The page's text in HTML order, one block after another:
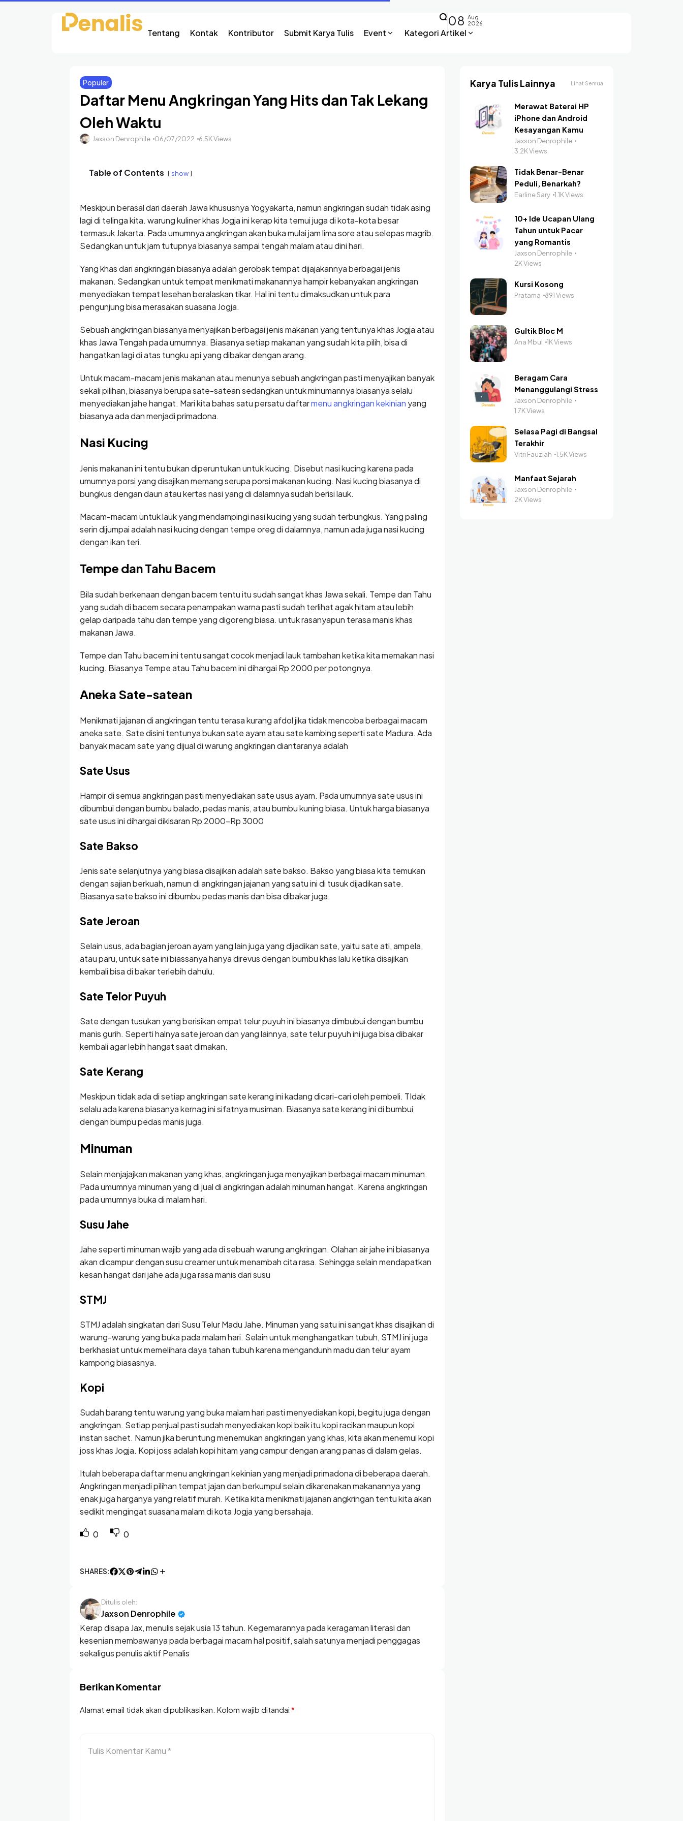
Tentang Kontak Kontributor Submit Karya Tulis Event Kategori Artikel
08 Aug
2026
Populer
Daftar Menu Angkringan Yang Hits dan Tak Lekang
Oleh Waktu
Jaxson Denrophile 06/07/2022 6.5K Views
Table of Contents show
Meskipun berasal dari daerah Jawa khususnya Yogyakarta, namun angkringan sudah tidak asing
lagi di telinga kita. warung kuliner khas Jogja ini kerap kita temui juga di kota-kota besar
termasuk Jakarta. Pada umumnya angkringan akan buka mulai jam lima sore atau selepas magrib.
Sedangkan untuk jam tutupnya biasanya sampai tengah malam atau dini hari.
Yang khas dari angkringan biasanya adalah gerobak tempat dijajakannya berbagai jenis
makanan. Sedangkan untuk tempat menikmati makanannya hampir kebanyakan angkringan
menyediakan tempat lesehan beralaskan tikar. Hal ini tentu dimaksudkan untuk para
pengunjung bisa merasakan suasana Jogja.
Sebuah angkringan biasanya menyajikan berbagai jenis makanan yang tentunya khas Jogja atau
khas Jawa Tengah pada umumnya. Biasanya setiap makanan yang sudah kita pilih, bisa di
hangatkan lagi di atas tungku api yang dibakar dengan arang.
Untuk macam-macam jenis makanan atau menunya sebuah angkringan pasti menyajikan banyak
sekali pilihan, biasanya berupa sate-satean sedangkan untuk minumannya biasanya selalu
menyediakan jahe hangat. Mari kita bahas satu persatu daftarmenu angkringan kekinian yang
biasanya ada dan menjadi primadona.
Nasi Kucing
Jenis makanan ini tentu bukan diperuntukan untuk kucing. Disebut nasi kucing karena pada
umumnya porsi yang disajikan memang serupa porsi makanan kucing. Nasi kucing biasanya di
bungkus dengan daun atau kertas nasi yang di dalamnya sudah berisi lauk.
Macam-macam untuk lauk yang mendampingi nasi kucing yang sudah terbungkus. Yang paling
serin dijumpai adalah nasi kucing dengan tempe oreg di dalamnya, namun ada juga nasi kucing
dengan ikan teri.
Tempe dan Tahu Bacem
Bila sudah berkenaan dengan bacem tentu itu sudah sangat khas Jawa sekali. Tempe dan Tahu
yang sudah di bacem secara penampakan warna pasti sudah terlihat agak hitam atau lebih
gelap daripada tahu dan tempe yang digoreng biasa. untuk rasanyapun terasa manis khas
makanan Jawa.
Tempe dan Tahu bacem ini tentu sangat cocok menjadi lauk tambahan ketika kita memakan nasi
kucing. Biasanya Tempe atau Tahu bacem ini dihargai Rp 2000 per potongnya.
Aneka Sate-satean
Menikmati jajanan di angkringan tentu terasa kurang afdol jika tidak mencoba berbagai macam
aneka sate. Sate disini tentunya bukan sate ayam atau sate kambing seperti sate Madura. Ada
banyak macam sate yang dijual di warung angkringan diantaranya adalah
Sate Usus
Hampir di semua angkringan pasti menyediakan sate usus ayam. Pada umumnya sate usus ini
dibumbui dengan bumbu balado, pedas manis, atau bumbu kuning biasa. Untuk harga biasanya
sate usus ini dihargai dikisaran Rp 2000-Rp 3000
Sate Bakso
Jenis sate selanjutnya yang biasa disajikan adalah sate bakso. Bakso yang biasa kita temukan
dengan sajian berkuah, namun di angkringan jajanan yang satu ini di tusuk dijadikan sate.
Biasanya sate bakso ini dibumbu pedas manis dan bisa dibakar juga.
Sate Jeroan
Selain usus, ada bagian jeroan ayam yang lain juga yang dijadikan sate, yaitu sate ati, ampela,
atau paru, untuk sate ini biassanya hanya direvus dengan bumbu khas lalu ketika disajikan
kembali bisa di bakar terlebih dahulu.
Sate Telor Puyuh
Sate dengan tusukan yang berisikan empat telur puyuh ini biasanya dimbubui dengan bumbu
manis gurih. Seperti halnya sate jeroan dan yang lainnya, sate telur puyuh ini juga bisa dibakar
kembali agar lebih hangat saat dimakan.
Sate Kerang
Meskipun tidak ada di setiap angkringan sate kerang ini kadang dicari-cari oleh pembeli. TIdak
selalu ada karena biasanya kernag ini sifatnya musiman. Biasanya sate kerang ini di bumbui
dengan bumpu pedas manis juga.
Minuman
Selain menjajajkan makanan yang khas, angkringan juga menyajikan berbagai macam minuman.
Pada umumnya minuman yang di jual di angkringan adalah minuman hangat. Karena angkringan
pada umumnya buka di malam hari.
Susu Jahe
Jahe seperti minuman wajib yang ada di sebuah warung angkringan. Olahan air jahe ini biasanya
akan dicampur dengan susu creamer untuk menambah cita rasa. Sehingga selain mendapatkan
kesan hangat dari jahe ada juga rasa manis dari susu
STMJ
STMJ adalah singkatan dari Susu Telur Madu Jahe. Minuman yang satu ini sangat khas disajikan di
warung-warung yang buka pada malam hari. Selain untuk menghangatkan tubuh, STMJ ini juga
berkhasiat untuk memelihara daya tahan tubuh karena mengandunh madu dan telur ayam
kampong biasasnya.
Kopi
Sudah barang tentu warung yang buka malam hari pasti menyediakan kopi, begitu juga dengan
angkringan. Setiap penjual pasti sudah menyediakan kopi baik itu kopi racikan maupun kopi
instan sachet. Namun jika beruntung menemukan angkringan yang khas, kita akan menemui kopi
joss khas Jogja. Kopi joss adalah kopi hitam yang campur dengan arang panas di dalam gelas.
Itulah beberapa daftar menu angkringan kekinian yang menjadi primadona di beberapa daerah.
Angkringan menjadi pilihan tempat jajan dan berkumpul selain dikarenakan makanannya yang
enak juga harganya yang relatif murah. Ketika kita menikmati jajanan angkringan tentu kita akan
sedikit mengingat suasana malam di kota Jogja yang bersahaja.
0 0
SHARES:
Ditulis oleh:
Jaxson Denrophile
Kerap disapa Jax, menulis sejak usia 13 tahun. Kegemarannya pada keragaman literasi dan
kesenian membawanya pada berbagai macam hal positif, salah satunya menjadi penggagas
sekaligus penulis aktif Penalis
Berikan Komentar
Alamat email tidak akan dipublikasikan. Kolom wajib ditandai *
Karya Tulis Lainnya Lihat Semua
Merawat Baterai HP
iPhone dan Android
Kesayangan Kamu
Jaxson Denrophile
3.2K Views
Tidak Benar-Benar
Peduli, Benarkah?
Earline Sary 1.1K Views
10+ Ide Ucapan Ulang
Tahun untuk Pacar
yang Romantis
Jaxson Denrophile
2K Views
Kursi Kosong
Pratama 891 Views
Gultik Bloc M
Ana Mbul 1K Views
Beragam Cara
Menanggulangi Stress
Jaxson Denrophile
1.7K Views
Selasa Pagi di Bangsal
Terakhir
Vitri Fauziah 1.5K Views
Manfaat Sejarah
Jaxson Denrophile
2K Views